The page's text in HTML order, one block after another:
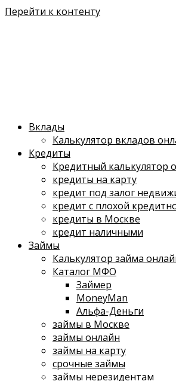
Перейти к контенту
Вклады
Калькулятор вкладов
Кредиты
Кредитный калькулятор
кредиты на карту
кредит под залог
кредит с плохой
кредиты в Москве
кредит наличными
Займы
Калькулятор займа
Каталог МФО
Займер
MoneyMan
Альфа-Деньги
займы в Москве
займы онлайн
займы на карту
срочные займы
займы нерезидентам